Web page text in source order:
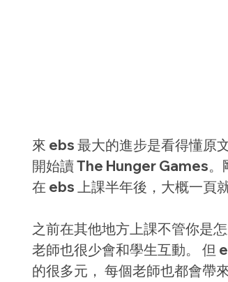
來 ebs 最大的進步是看得懂原
開始讀 The Hunger Games。
在 ebs 上課半年後，大概一頁
之前在其他地方上課不管你是
老師也很少會和學生互動。 但
的很多元， 每個老師也都會帶